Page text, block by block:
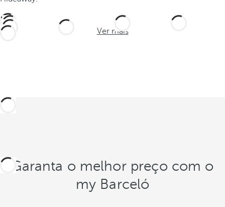
Ver mais
Garanta o melhor preço com o
my Barceló